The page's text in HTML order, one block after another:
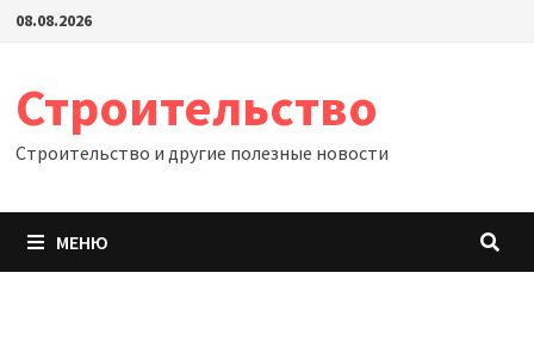
Перейти
08.08.2026
Строительство
Строительство и другие полезные новости
МЕНЮ